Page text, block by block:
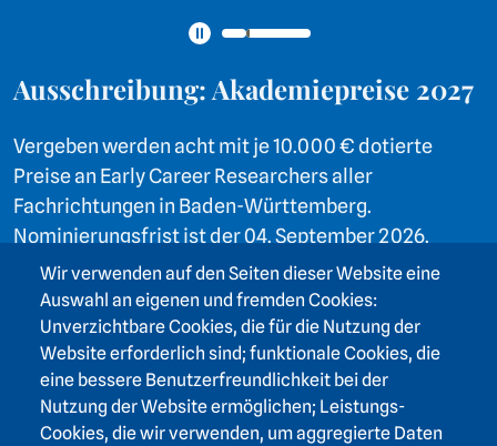
Wir verwenden auf den Seiten dieser Website eine
Auswahl an eigenen und fremden Cookies:
Unverzichtbare Cookies, die für die Nutzung der
Website erforderlich sind; funktionale Cookies, die
eine bessere Benutzerfreundlichkeit bei der
Nutzung der Website ermöglichen; Leistungs-
Cookies, die wir verwenden, um aggregierte Daten
Ausschreibung: Akademiepreise 2027
Vergeben werden acht mit je 10.000 € dotierte
Preise an Early Career Researchers aller
Fachrichtungen in Baden-Württemberg.
Nominierungsfrist ist der 04. September 2026.
ZUR AUSSCHREIBUNG
ALLE AUSSCHREIBUNGEN